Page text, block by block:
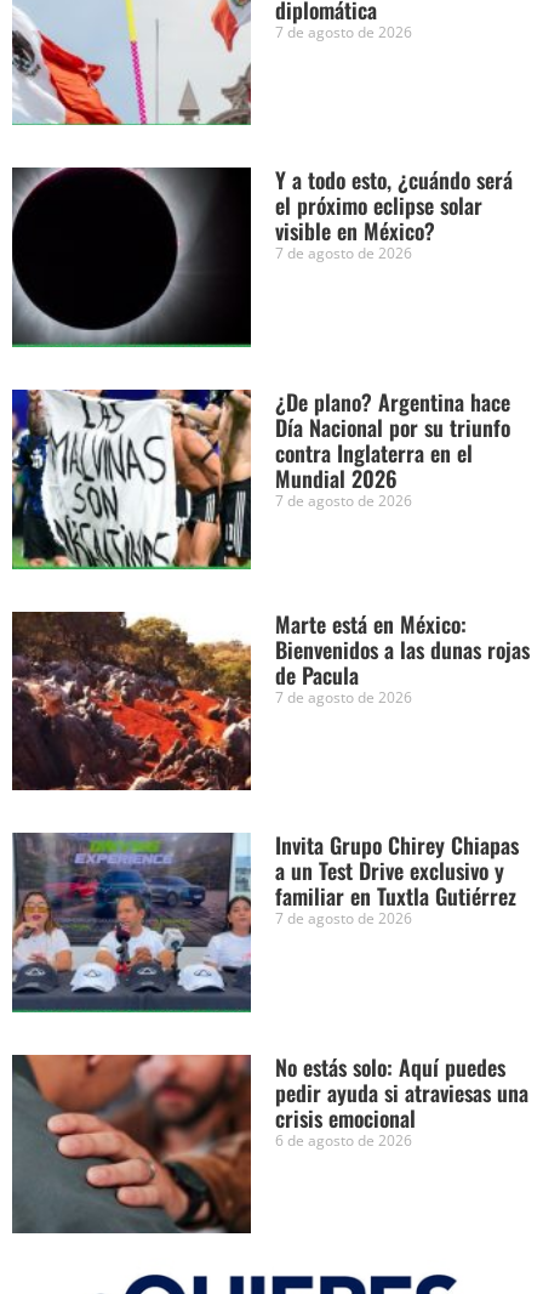
diplomática
7 de agosto de 2026
Y a todo esto, ¿cuándo será
el próximo eclipse solar
visible en México?
7 de agosto de 2026
¿De plano? Argentina hace
Día Nacional por su triunfo
contra Inglaterra en el
Mundial 2026
7 de agosto de 2026
Marte está en México:
Bienvenidos a las dunas rojas
de Pacula
7 de agosto de 2026
Invita Grupo Chirey Chiapas
a un Test Drive exclusivo y
familiar en Tuxtla Gutiérrez
7 de agosto de 2026
No estás solo: Aquí puedes
pedir ayuda si atraviesas una
crisis emocional
6 de agosto de 2026